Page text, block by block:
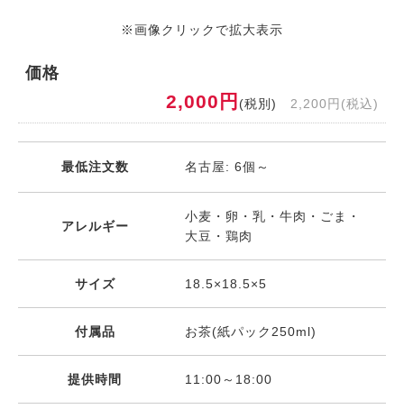
※画像クリックで拡大表示
価格
2,000円 (税別) 2,200円(税込)
最低注文数 名古屋: 6個～
アレルギー
小麦・卵・乳・牛肉・ごま・
大豆・鶏肉
サイズ 18.5×18.5×5
付属品 お茶(紙パック250ml)
提供時間 11:00～18:00